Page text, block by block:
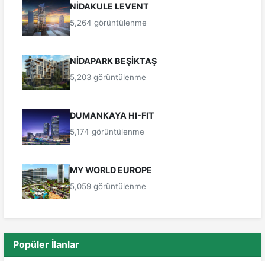
NİDAKULE LEVENT
5,264 görüntülenme
NİDAPARK BEŞİKTAŞ
5,203 görüntülenme
DUMANKAYA HI-FIT
5,174 görüntülenme
MY WORLD EUROPE
5,059 görüntülenme
Popüler İlanlar